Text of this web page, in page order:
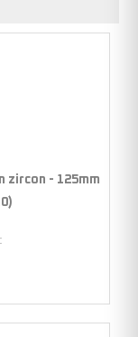
zircon - 125mm